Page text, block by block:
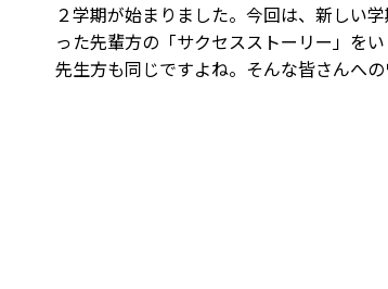
２学期が始まりました。今回は、新しい
った先輩方の「サクセスストーリー」を
先生方も同じですよね。そんな皆さんへ